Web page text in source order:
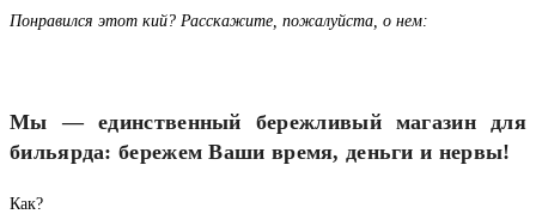
Понравился этот кий? Расскажите, пожалуйста, о нем:
Мы — единственный бережливый магазин для
бильярда: бережем Ваши время, деньги и нервы!
Как?